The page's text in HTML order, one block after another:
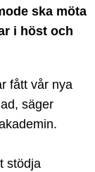
ska möta
i höst och
fått vår nya
säger
stödja